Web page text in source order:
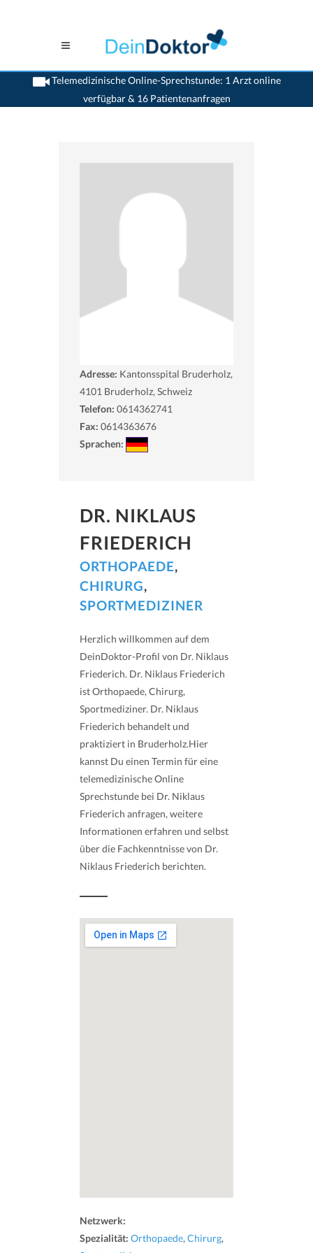
Telemedizinische Online-Sprechstunde: 1 Arzt online
verfügbar & 16 Patientenanfragen
>Orthopaden>Bruderholz>Dr. Niklaus Friederich
Adresse: Kantonsspital Bruderholz,
4101 Bruderholz, Schweiz
Telefon: 0614362741
Fax: 0614363676
Sprachen:
DR. NIKLAUS
FRIEDERICH
ORTHOPAEDE,
CHIRURG,
SPORTMEDIZINER
Herzlich willkommen auf dem
DeinDoktor-Profil von Dr. Niklaus
Friederich. Dr. Niklaus Friederich
ist Orthopaede, Chirurg,
Sportmediziner. Dr. Niklaus
Friederich behandelt und
praktiziert in Bruderholz.Hier
kannst Du einen Termin für eine
telemedizinische Online
Sprechstunde bei Dr. Niklaus
Friederich anfragen, weitere
Informationen erfahren und selbst
über die Fachkenntnisse von Dr.
Niklaus Friederich berichten.
Netzwerk:
Spezialität: Orthopaede, Chirurg,